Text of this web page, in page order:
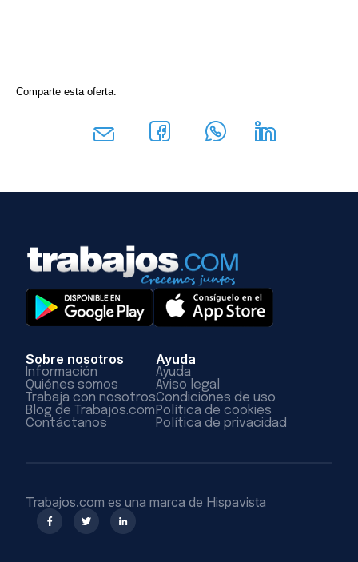
Comparte esta oferta:
Sobre nosotros
Información
Quiénes somos
Trabaja con nosotros
Blog de Trabajos.com
Contáctanos
Ayuda
Ayuda
Aviso legal
Condiciones de uso
Política de cookies
Política de privacidad
Trabajos.com es una marca de Hispavista